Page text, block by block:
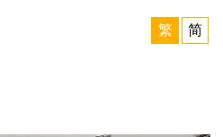
繁 简